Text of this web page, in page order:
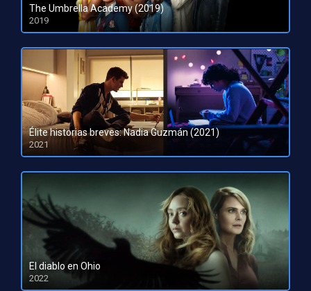
The Umbrella Academy (2019)
2019
Élite historias breves: Nadia Guzmán (2021)
2021
El diablo en Ohio
2022
HD 1080pHD 720p